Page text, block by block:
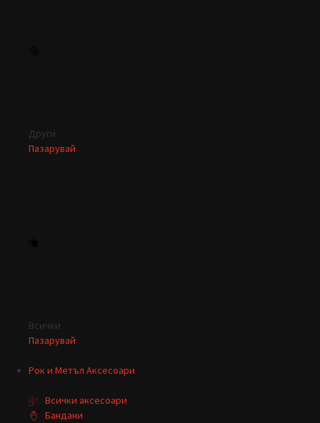
Други
Пазарувай
Всички
Пазарувай
Рок и Метъл Аксесоари
Всички аксесоари
Бандани